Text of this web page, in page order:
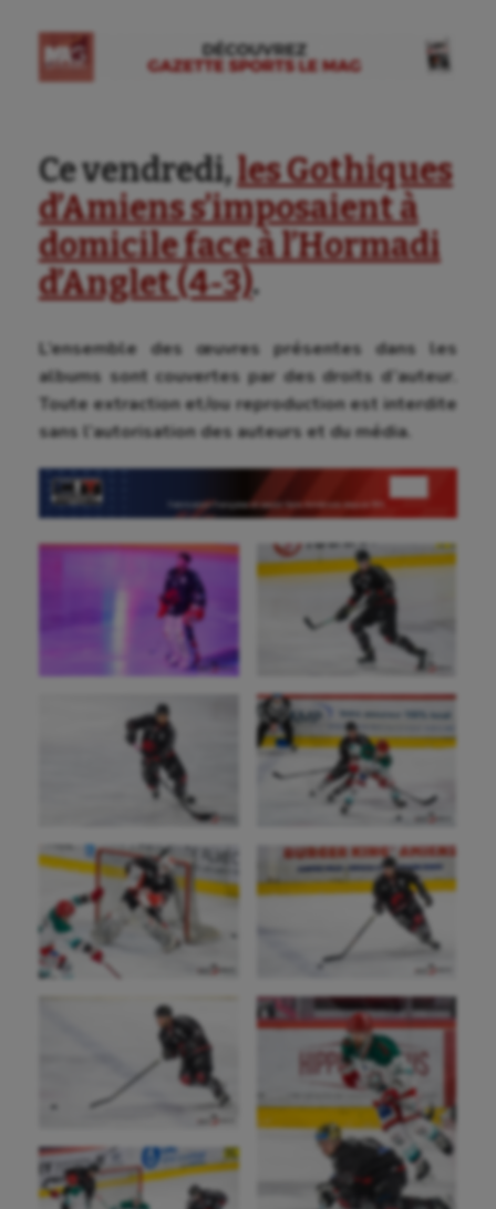
Ce vendredi, les Gothiques
d’Amiens s’imposaient à
domicile face à l’Hormadi
d’Anglet (4-3).
L’ensemble des œuvres présentes dans les
albums sont couvertes par des droits d’auteur.
Toute extraction et/ou reproduction est interdite
sans l’autorisation des auteurs et du média.